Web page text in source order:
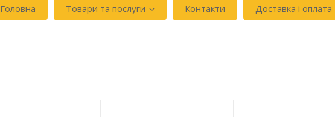
Головна Товари та послуги Контакти Доставка і оплата